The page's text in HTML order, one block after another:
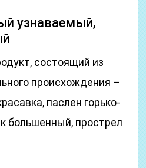
узнаваемый,
состоящий из
происхождения –
паслен горько-
большенный, прострел